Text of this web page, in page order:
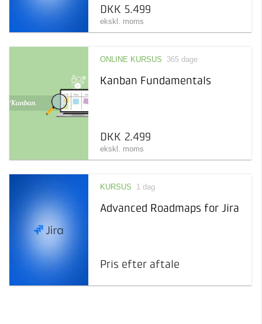
DKK 5.499
ekskl. moms
ONLINE KURSUS 365 dage
Kanban Fundamentals
DKK 2.499
ekskl. moms
KURSUS 1 dag
Advanced Roadmaps for Jira
Pris efter aftale